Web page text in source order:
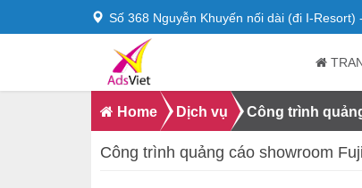
Số 368 Nguyễn Khuyến nối dài (đi I-
Home Dịch vụ Công trình
Công trình quảng cáo showroom